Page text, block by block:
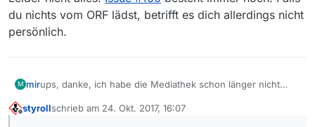
du nichts vom ORF lädst, betrifft es dich allerdings nicht
persönlich.
M mirups, danke, ich habe die Mediathek schon länger nicht
schaue ich nicht oft TV. Ich habe unter den Einstellungen
styrollschrieb am 24. Okt. 2017, 16:07
zuletzt editiert von